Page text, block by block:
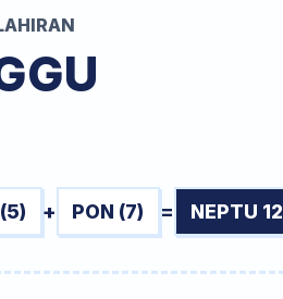
+ PON (7) = NEPTU 12